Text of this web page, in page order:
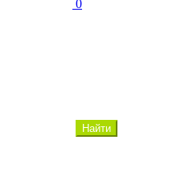
0
Найти